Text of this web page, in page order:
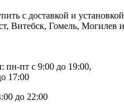
с доставкой и установкой
Витебск, Гомель, Могилев и
пн-пт с 9:00 до 19:00,
17:00
до 22:00